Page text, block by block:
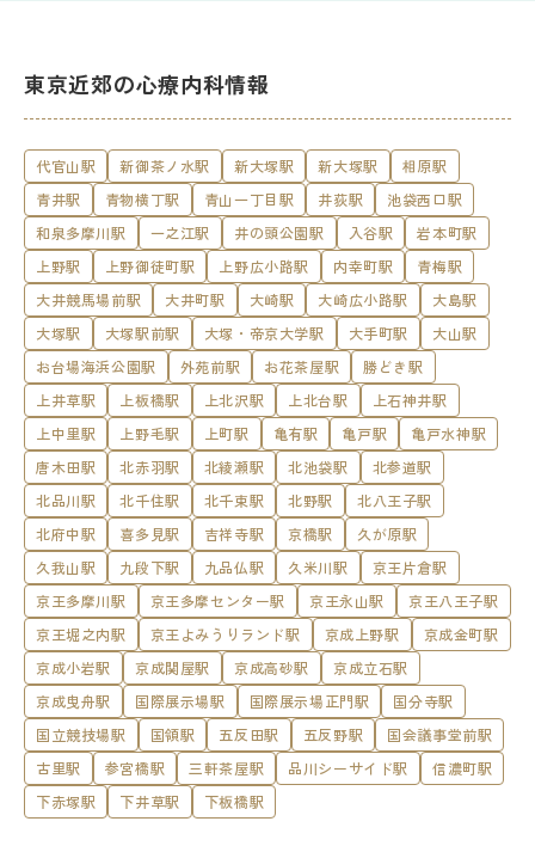
東京近郊の心療内科情報
代官山駅 新御茶ノ水駅 新大塚駅 新大塚駅
相原駅
青井駅
青物横丁駅 青山一丁目駅 井荻駅
池袋西口駅
和泉多摩川駅
一之江駅 井の頭公園駅 入谷駅
岩本町駅
上野駅
上野御徒町駅 上野広小路駅 内幸町駅
青梅駅
大井競馬場前駅
大井町駅 大崎駅 大崎広小路駅
大島駅
大塚駅
大塚駅前駅 大塚・帝京大学駅 大手町駅
大山駅
お台場海浜公園駅
外苑前駅 お花茶屋駅
勝どき駅
上井草駅
上板橋駅 上北沢駅 上北台駅
上石神井駅
上中里駅
上野毛駅 上町駅 亀有駅 亀戸駅
亀戸水神駅
唐木田駅
北赤羽駅 北綾瀬駅 北池袋駅
北参道駅
北品川駅
北千住駅 北千束駅 北野駅
北八王子駅
北府中駅
喜多見駅 吉祥寺駅 京橋駅
久が原駅
久我山駅
九段下駅 九品仏駅 久米川駅
京王片倉駅
京王多摩川駅
京王多摩センター駅 京王永山駅
京王八王子駅
京王堀之内駅
京王よみうりランド駅 京成上野駅
京成金町駅
京成小岩駅
京成関屋駅 京成高砂駅
京成立石駅
京成曳舟駅
国際展示場駅 国際展示場正門駅
国分寺駅
国立競技場駅
国領駅 五反田駅 五反野駅
国会議事堂前駅
古里駅
参宮橋駅 三軒茶屋駅 品川シーサイド駅
信濃町駅
下赤塚駅
下井草駅 下板橋駅